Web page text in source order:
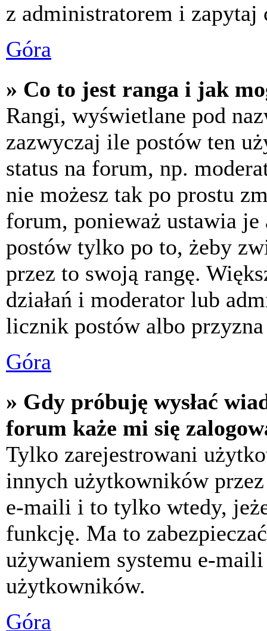
z administratorem i zapytaj
Góra
» Co to jest ranga i jak
Rangi, wyświetlane pod
zazwyczaj ile postów ten
status na forum, np.
nie możesz tak po prostu
forum, ponieważ ustawia
postów tylko po to, żeby
przez to swoją rangę.
działań i moderator lub
licznik postów albo
Góra
» Gdy próbuję wysłać
forum każe mi się
Tylko zarejestrowani
innych użytkowników
e-maili i to tylko wtedy,
funkcję. Ma to
używaniem systemu e-
użytkowników.
Góra